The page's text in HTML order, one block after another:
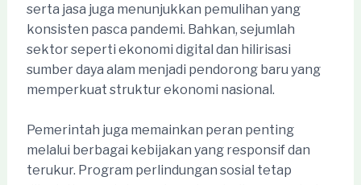
serta jasa juga menunjukkan pemulihan yang
konsisten pasca pandemi. Bahkan, sejumlah
sektor seperti ekonomi digital dan hilirisasi
sumber daya alam menjadi pendorong baru yang
memperkuat struktur ekonomi nasional.
Pemerintah juga memainkan peran penting
melalui berbagai kebijakan yang responsif dan
terukur. Program perlindungan sosial tetap